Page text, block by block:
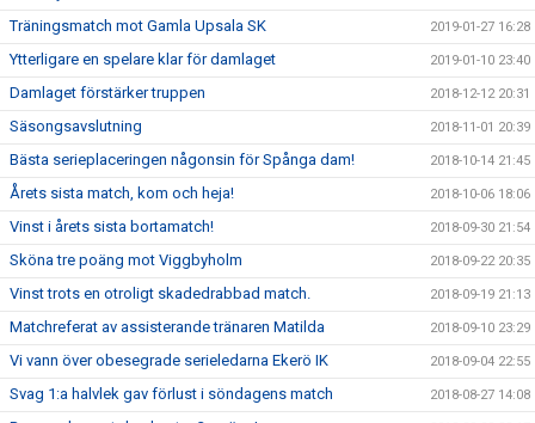
Träningsmatch mot Gamla Upsala SK 2019-01-27 16:28
Ytterligare en spelare klar för damlaget 2019-01-10 23:40
Damlaget förstärker truppen 2018-12-12 20:31
Säsongsavslutning 2018-11-01 20:39
Bästa serieplaceringen någonsin för Spånga dam! 2018-10-14 21:45
Årets sista match, kom och heja! 2018-10-06 18:06
Vinst i årets sista bortamatch! 2018-09-30 21:54
Sköna tre poäng mot Viggbyholm 2018-09-22 20:35
Vinst trots en otroligt skadedrabbad match. 2018-09-19 21:13
Matchreferat av assisterande tränaren Matilda 2018-09-10 23:29
Vi vann över obesegrade serieledarna Ekerö IK 2018-09-04 22:55
Svag 1:a halvlek gav förlust i söndagens match 2018-08-27 14:08